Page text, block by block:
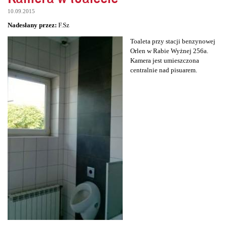
10.09.2015
Nadesłany przez: F.Sz
Toaleta przy stacji benzynowej
Orlen w Rabie Wyżnej 256a.
Kamera jest umieszczona
centralnie nad pisuarem.